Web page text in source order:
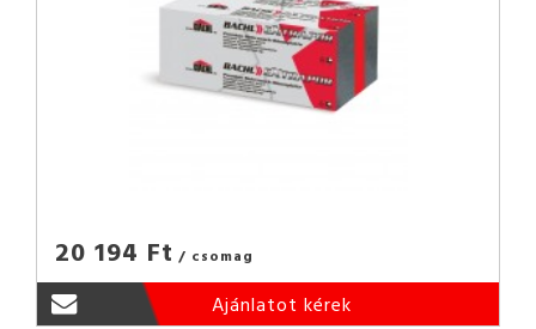
20 194 Ft / csomag
Ajánlatot kérek